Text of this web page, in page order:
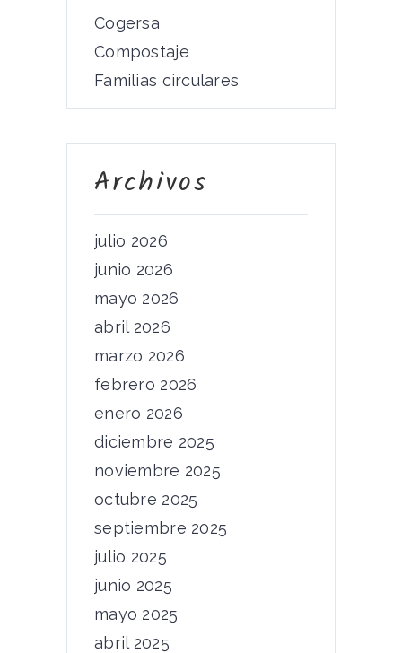
Cogersa
Compostaje
Familias circulares
Archivos
julio 2026
junio 2026
mayo 2026
abril 2026
marzo 2026
febrero 2026
enero 2026
diciembre 2025
noviembre 2025
octubre 2025
septiembre 2025
julio 2025
junio 2025
mayo 2025
abril 2025